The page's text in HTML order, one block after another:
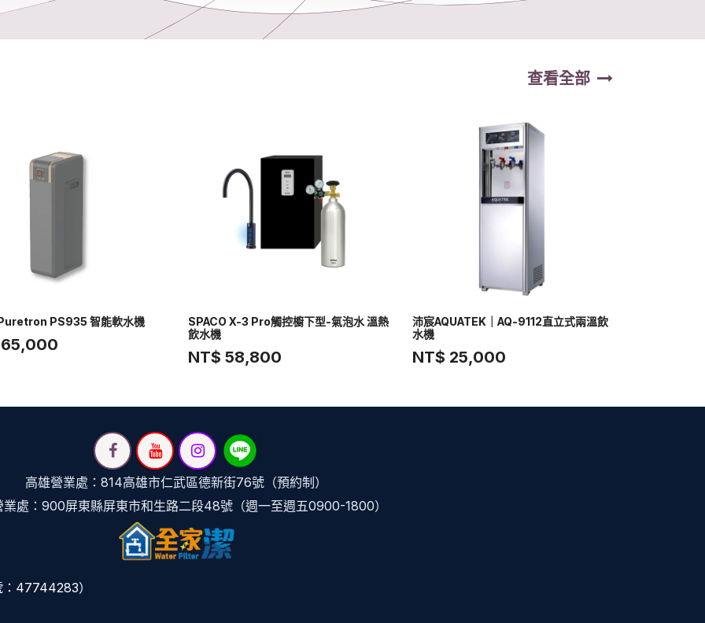
查看全部
PS935 智能軟水機
SPACO X-3 Pro觸控櫥下型-氣泡水 溫熱
飲水機
NT$ 58,800
沛宸AQUATEK｜AQ-9112直立式兩溫飲
水機
NT$ 25,000
高雄營業處：814高雄市仁武區德新街76號（預約制）
業處：900屏東縣屏東市和生路二段48號（週一至週五0900-1800）
47744283）